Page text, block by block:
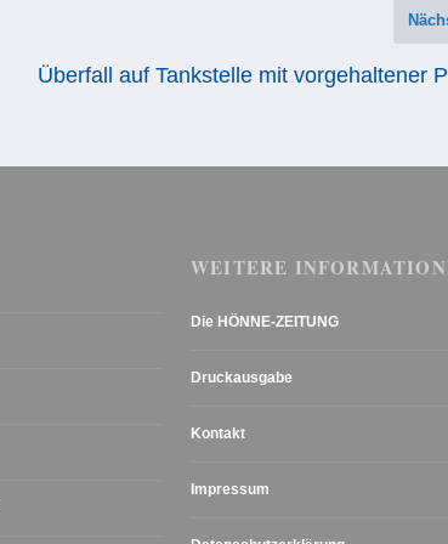
Überfall auf Tankstelle mit vorgehaltener
WEITERE
Die HÖNNE-ZEITUNG
Druckausgabe
Kontakt
Impressum